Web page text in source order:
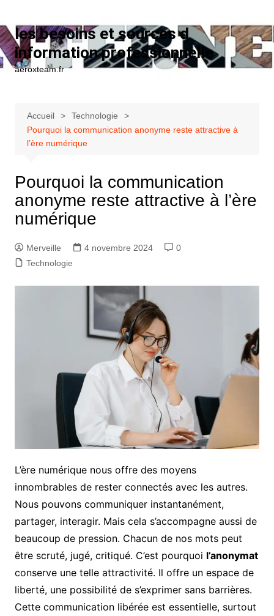
les besoins et sources d
information professionnelle
aeroxteam.fr
Accueil
Technologie
Pourquoi la communication anonyme reste attractive à
l’ère numérique
Pourquoi la communication
anonyme reste attractive à l’ère
numérique
Merveille 4 novembre 2024
0
Technologie
L’ère numérique nous offre des moyens
innombrables de rester connectés avec les autres.
Nous pouvons communiquer instantanément,
partager, interagir. Mais cela s’accompagne aussi de
beaucoup de pression. Chacun de nos mots peut
être scruté, jugé, critiqué. C’est pourquoi l’anonymat
conserve une telle attractivité. Il offre un espace de
liberté, une possibilité de s’exprimer sans barrières.
Cette communication libérée est essentielle, surtout